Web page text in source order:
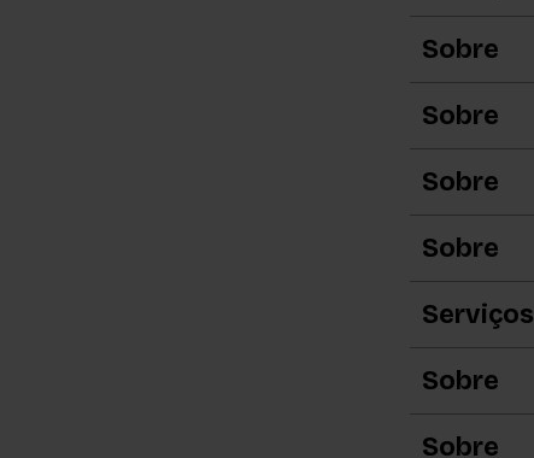
Sobre
Sobre
Sobre
Sobre
Serviços
Sobre
Sobre